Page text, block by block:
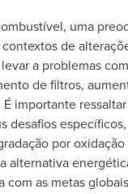
uma
de
a problemas
de filtros,
importante
desafios
por
alternativa
com as metas